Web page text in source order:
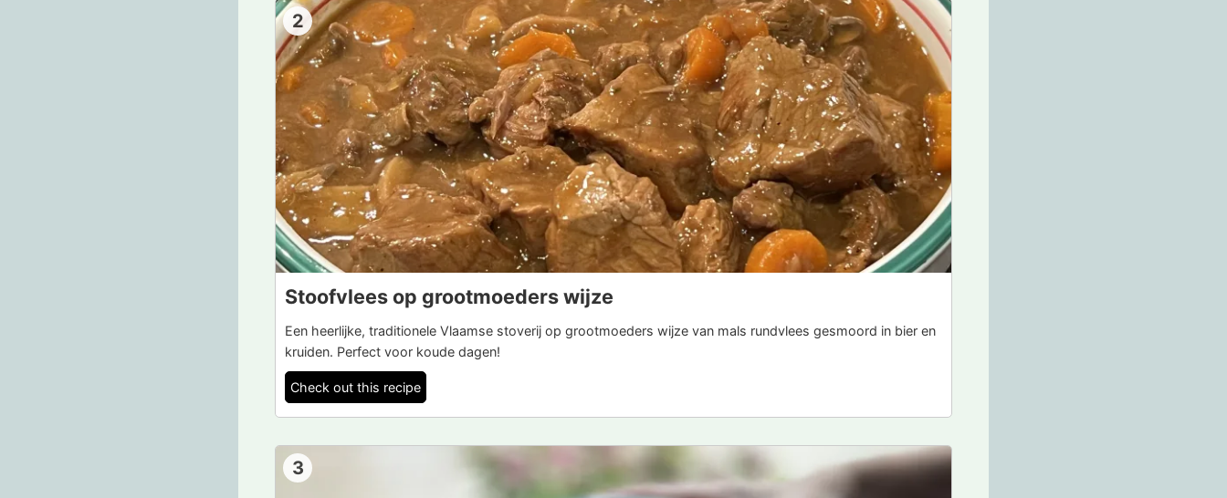
2
Stoofvlees op grootmoeders wijze
Een heerlijke, traditionele Vlaamse stoverij op grootmoeders wijze van mals rundvlees gesmoord in bier en
kruiden. Perfect voor koude dagen!
Check out this recipe
3